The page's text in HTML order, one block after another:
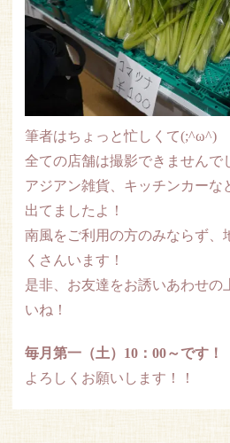
筆者はちょっと忙しくて(;^ω^)
全ての店舗は撮影できませんで
アジアン雑貨、キッチンカーな
出てましたよ！
南風をご利用の方のみならず、
くさんいます！
是非、お友達をお誘いあわせの
いね！
毎月第一（土）10：00～です！
よろしくお願いします！！